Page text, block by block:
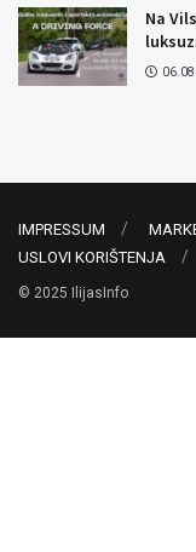
Na
IMPRESSUM
USLOVI KORIŠTENJA
© 2025 IlijasInfo